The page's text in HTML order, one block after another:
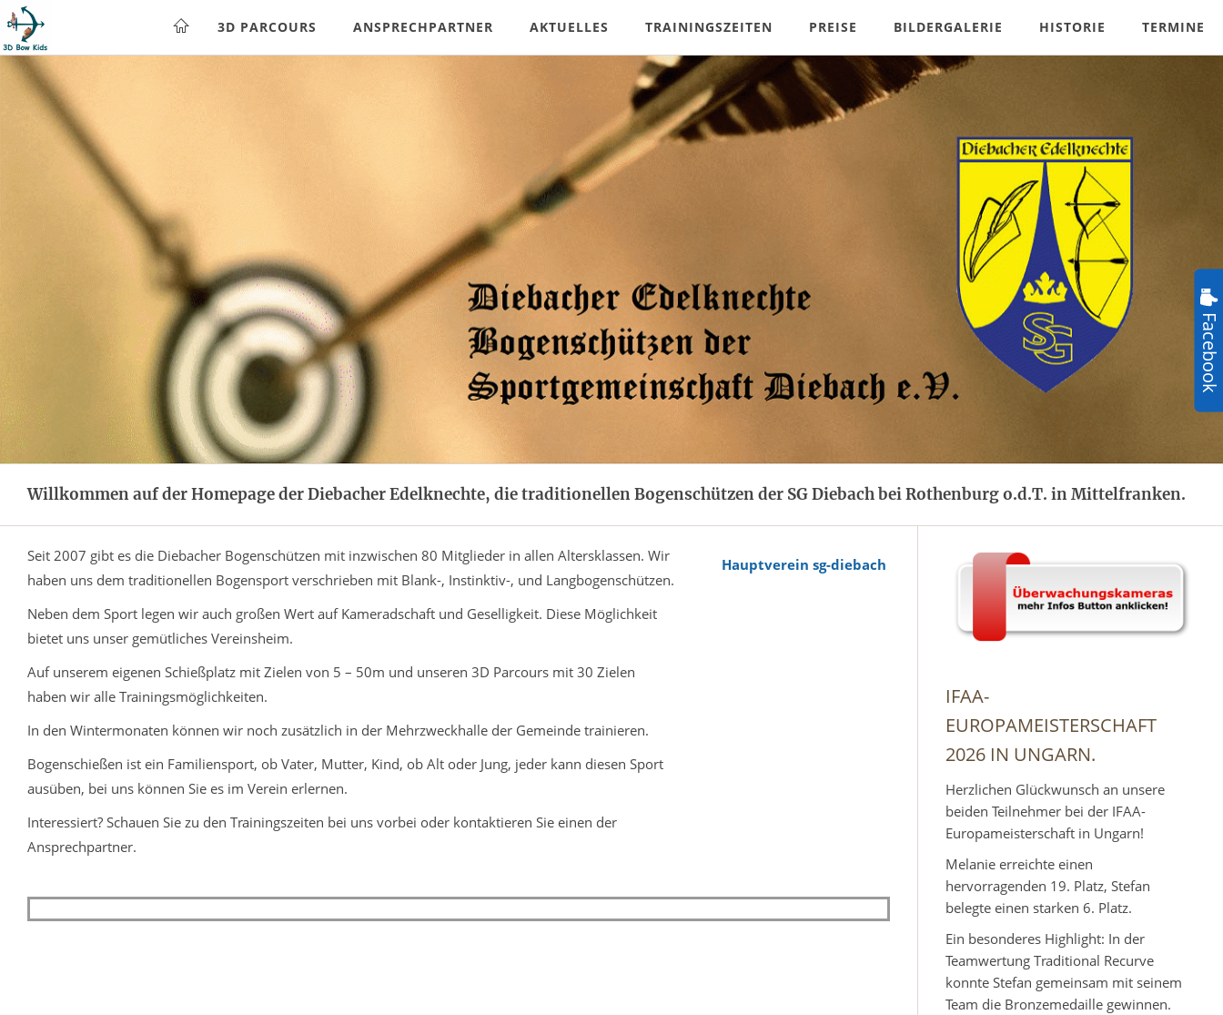
3D PARCOURS ANSPRECHPARTNER AKTUELLES TRAININGSZEITEN PREISE BILDERGALERIE HISTORIE TERMINE
Willkommen auf der Homepage der Diebacher Edelknechte, die traditionellen Bogenschützen der SG Diebach bei Rothenburg o.d.T. in Mittelfranken.
Hauptverein sg-diebach
Seit 2007 gibt es die Diebacher Bogenschützen mit inzwischen 80 Mitglieder in allen Altersklassen. Wir
haben uns dem traditionellen Bogensport verschrieben mit Blank-, Instinktiv-, und Langbogenschützen.
Neben dem Sport legen wir auch großen Wert auf Kameradschaft und Geselligkeit. Diese Möglichkeit
bietet uns unser gemütliches Vereinsheim.
Auf unserem eigenen Schießplatz mit Zielen von 5 – 50m und unseren 3D Parcours mit 30 Zielen
haben wir alle Trainingsmöglichkeiten.
In den Wintermonaten können wir noch zusätzlich in der Mehrzweckhalle der Gemeinde trainieren.
Bogenschießen ist ein Familiensport, ob Vater, Mutter, Kind, ob Alt oder Jung, jeder kann diesen Sport
ausüben, bei uns können Sie es im Verein erlernen.
Interessiert? Schauen Sie zu den Trainingszeiten bei uns vorbei oder kontaktieren Sie einen der
Ansprechpartner.
Facebook
IFAA-
EUROPAMEISTERSCHAFT
2026 IN UNGARN.
Herzlichen Glückwunsch an unsere
beiden Teilnehmer bei der IFAA-
Europameisterschaft in Ungarn!
Melanie erreichte einen
hervorragenden 19. Platz, Stefan
belegte einen starken 6. Platz.
Ein besonderes Highlight: In der
Teamwertung Traditional Recurve
konnte Stefan gemeinsam mit seinem
Team die Bronzemedaille gewinnen.